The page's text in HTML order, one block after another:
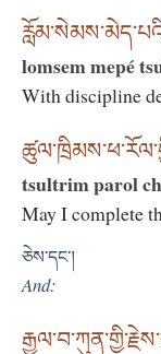
lomsem mepé
With discipline
tsultrim parol
May I complete
ཅེས་དང་།
And: